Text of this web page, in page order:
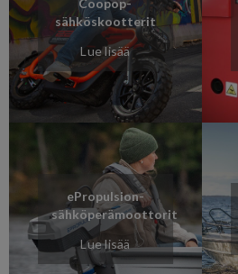
Coopop-
sähköskootterit
Lue lisää
ePropulsion-
sähköperämoottorit
Lue lisää